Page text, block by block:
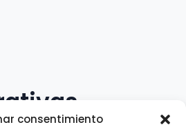
consentimiento